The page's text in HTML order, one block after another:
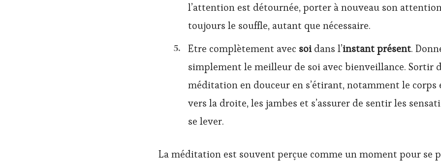
l’attention est détournée, porter à nouveau son
toujours le souffle, autant que nécessaire.
Etre complètement avec soidans l’instant présent.
simplement le meilleur de soi avec bienveillance. Sortir
méditation en douceur en s’étirant, notamment le
vers la droite, les jambes et s’assurer de sentir les
se lever.
La méditation est souvent perçue comme un moment pour se